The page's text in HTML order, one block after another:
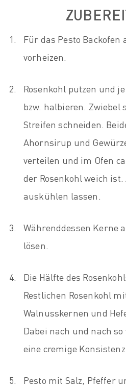
Für das Pesto Backofen
vorheizen.
Rosenkohl putzen und
bzw. halbieren. Zwiebel
Streifen schneiden.
Ahornsirup und
verteilen und im Ofen
der Rosenkohl weich
auskühlen lassen.
Währenddessen Kerne
lösen.
Die Hälfte des
Restlichen Rosenkohl
Walnusskernen und
Dabei nach und nach
eine cremige
Pesto mit Salz, Pfeffer